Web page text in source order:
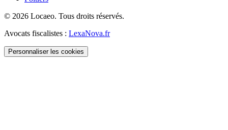
© 2026 Locaeo. Tous droits réservés.
Avocats fiscalistes : LexaNova.fr
Personnaliser les cookies